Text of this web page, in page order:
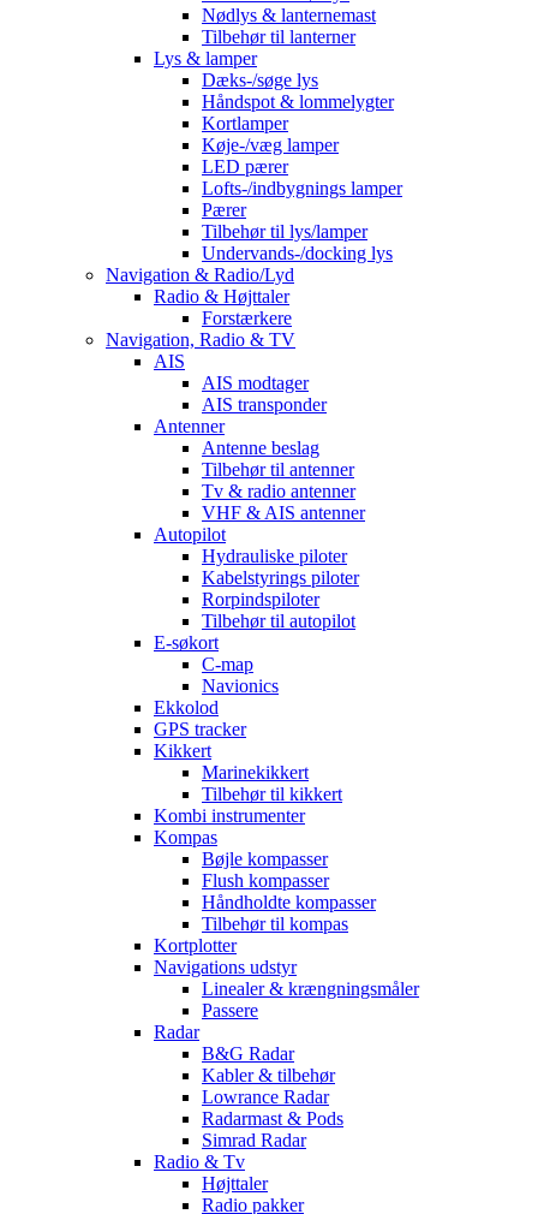
Nødlys & lanternemast
Tilbehør til lanterner
Lys & lamper
Dæks-/søge lys
Håndspot & lommelygter
Kortlamper
Køje-/væg lamper
LED pærer
Lofts-/indbygnings lamper
Pærer
Tilbehør til lys/lamper
Undervands-/docking lys
Navigation & Radio/Lyd
Radio & Højttaler
Forstærkere
Navigation, Radio & TV
AIS
AIS modtager
AIS transponder
Antenner
Antenne beslag
Tilbehør til antenner
Tv & radio antenner
VHF & AIS antenner
Autopilot
Hydrauliske piloter
Kabelstyrings piloter
Rorpindspiloter
Tilbehør til autopilot
E-søkort
C-map
Navionics
Ekkolod
GPS tracker
Kikkert
Marinekikkert
Tilbehør til kikkert
Kombi instrumenter
Kompas
Bøjle kompasser
Flush kompasser
Håndholdte kompasser
Tilbehør til kompas
Kortplotter
Navigations udstyr
Linealer & krængningsmåler
Passere
Radar
B&G Radar
Kabler & tilbehør
Lowrance Radar
Radarmast & Pods
Simrad Radar
Radio & Tv
Højttaler
Radio pakker